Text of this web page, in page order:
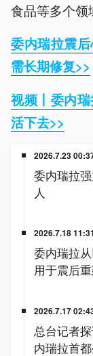
食品等多个领
委内瑞拉震
需长期修复>>
视频丨委内
活下去>>